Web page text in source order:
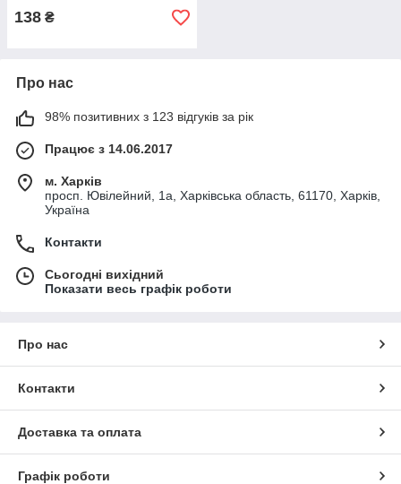
138 ₴
Про нас
98% позитивних з 123 відгуків за рік
Працює з 14.06.2017
м. Харків
просп. Ювілейний, 1а, Харківська область, 61170, Харків,
Україна
Контакти
Сьогодні вихідний
Показати весь графік роботи
Про нас
Контакти
Доставка та оплата
Графік роботи